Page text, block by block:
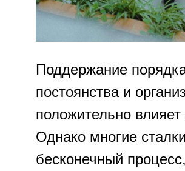
Поддержание
постоянства и
положительно
Однако многие
бесконечный